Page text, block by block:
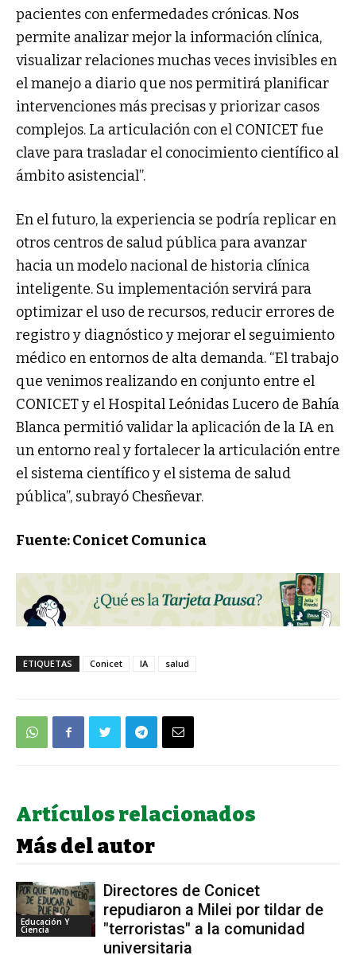
pacientes con enfermedades crónicas. Nos
permite analizar mejor la información clínica,
visualizar relaciones muchas veces invisibles en
el manejo a diario que nos permitirá planificar
intervenciones más precisas y priorizar casos
complejos. La articulación con el CONICET fue
clave para trasladar el conocimiento científico al
ámbito asistencial”.
En el futuro, la experiencia se podría replicar en
otros centros de salud pública para avanzar
hacia un modelo nacional de historia clínica
inteligente. Su implementación servirá para
optimizar el uso de recursos, reducir errores de
registro y diagnóstico y mejorar el seguimiento
médico en entornos de alta demanda. “El trabajo
que venimos realizando en conjunto entre el
CONICET y el Hospital Leónidas Lucero de Bahía
Blanca permitió validar la aplicación de la IA en
un entorno real y fortalecer la articulación entre
el sistema científico y el sistema de salud
pública”, subrayó Chesñevar.
Fuente: Conicet Comunica
ETIQUETAS Conicet IA salud
Artículos relacionados
Más del autor
Educación Y
Ciencia
Directores de Conicet
repudiaron a Milei por tildar de
"terroristas" a la comunidad
universitaria